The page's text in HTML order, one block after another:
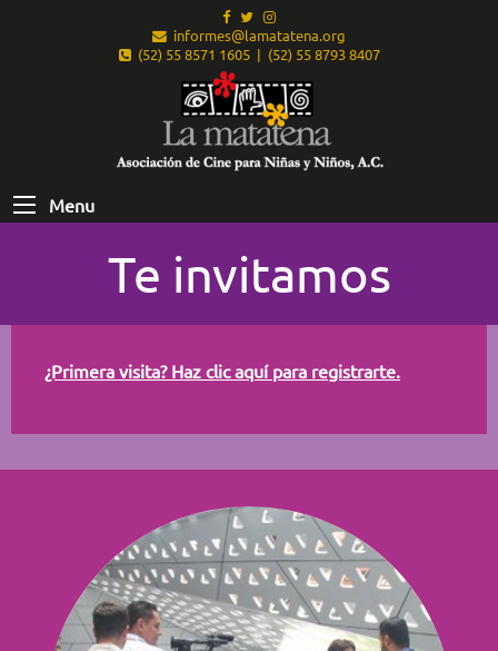
informes@lamatatena.org
(52) 55 8571 1605 | (52) 55 8793 8407
Menu
Te invitamos
¿Primera visita? Haz clic aquí para registrarte.